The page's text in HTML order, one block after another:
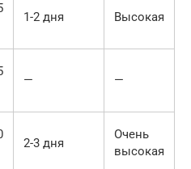
1-2 дня Высокая
— —
2-3 дня
Очень
высокая